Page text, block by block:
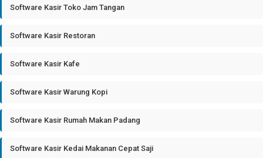
Software Kasir Toko Jam Tangan
Software Kasir Restoran
Software Kasir Kafe
Software Kasir Warung Kopi
Software Kasir Rumah Makan Padang
Software Kasir Kedai Makanan Cepat Saji